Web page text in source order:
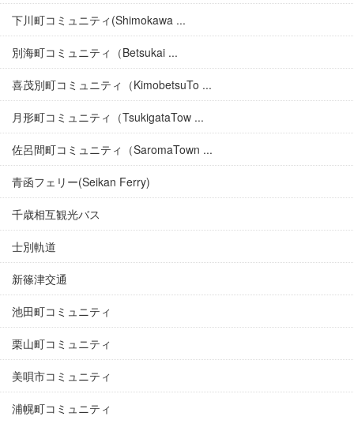
下川町コミュニティ(Shimokawa ...
別海町コミュニティ（Betsukai ...
喜茂別町コミュニティ（KimobetsuTo ...
月形町コミュニティ（TsukigataTow ...
佐呂間町コミュニティ（SaromaTown ...
青函フェリー(Seikan Ferry)
千歳相互観光バス
士別軌道
新篠津交通
池田町コミュニティ
栗山町コミュニティ
美唄市コミュニティ
浦幌町コミュニティ